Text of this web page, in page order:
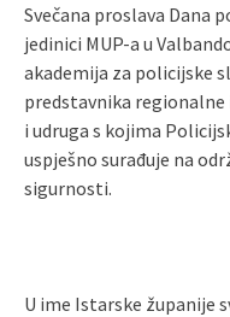
Svečana proslava Dana
jedinici MUP-a u
akademija za policijske
predstavnika
i udruga s kojima
uspješno surađuje na
sigurnosti.
U ime Istarske županije